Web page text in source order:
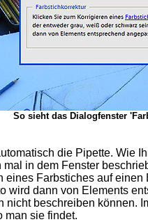
So sieht das Dialogfenster
die Pipette. Wie
in dem Fenster
eines Farbstiches auf
wird dann von Elements
nicht beschreiben können.
man sie findet.